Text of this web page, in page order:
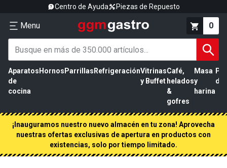
Centro de Ayuda Piezas de Repuesto
Menu 0
Aparatos
de
cocina
Hornos Parrillas RefrigeraciónVitrinas
y Buffet
Café,
helados
&
gofres
Masa
y
harina
de
¡Inauguramos nuestro nuevo almacén en tu zona! Aprovecha
nuestras ofertas exclusivas de apertura en productos con
existencias, solo por tiempo limitado.